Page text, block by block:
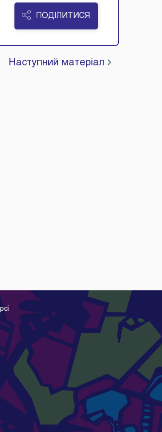
ПОДІЛИТИСЯ
Наступний матеріал